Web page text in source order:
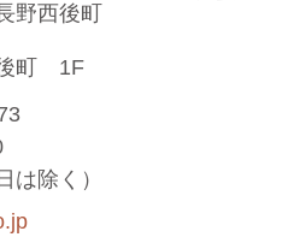
野西後町
後町 1F
は除く）